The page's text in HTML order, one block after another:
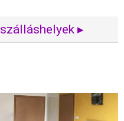
szálláshelyek ▸